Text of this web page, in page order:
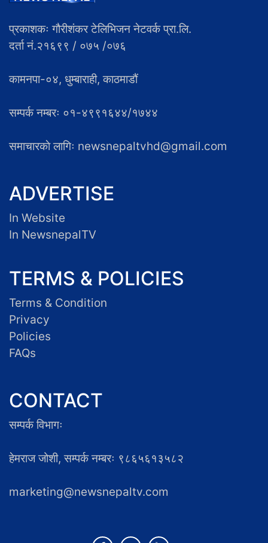
प्रकाशकः गौरीशंकर टेलिभिजन नेटवर्क प्रा.लि.
दर्ता नं.२१६९९ / ०७५ /०७६
कामनपा-०४, धुम्बाराही, काठमाडौं
सम्पर्क नम्बरः ०१-४९९१६४४/१७४४
समाचारकाे लागिः newsnepaltvhd@gmail.com
ADVERTISE
In Website
In NewsnepalTV
TERMS & POLICIES
Terms & Condition
Privacy
Policies
FAQs
CONTACT
सम्पर्क विभागः
हेमराज जोशी, सम्पर्क नम्बरः ९८६५६१३५८२
marketing@newsnepaltv.com